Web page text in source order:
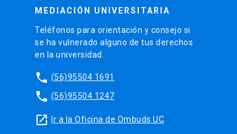
MEDIACIÓN UNIVERSITARIA
Teléfonos para orientación y consejo si
se ha vulnerado alguno de tus derechos
en la universidad.
phone (56)95504 1691
phone (56)95504 1247
launch Ir a la Oficina de Ombuds UC